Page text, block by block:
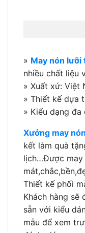
Nón
» May nón lưỡi
nhiều chất liệu
» Xuất xứ: Việt
» Thiết kế dựa
» Kiểu dạng
Xưởng may
kết làm quà
lịch…Được may
Thiết kế phối
Khách hàng sẽ
sẵn với kiểu
mẫu để xem